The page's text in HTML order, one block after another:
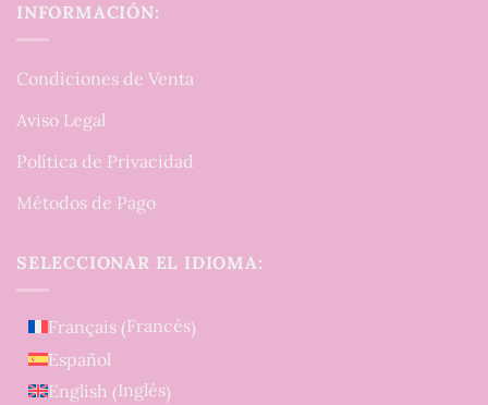
INFORMACIÓN:
Condiciones de Venta
Aviso Legal
Política de Privacidad
Métodos de Pago
SELECCIONAR EL IDIOMA:
Français (Francés)
Español
English (Inglés)